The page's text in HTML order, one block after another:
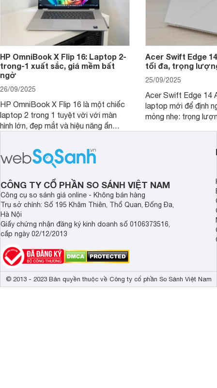
HP OmniBook X Flip 16: Laptop 2-
trong-1 xuất sắc, giá mềm bất
ngờ
26/09/2025
HP OmniBook X Flip 16 là một chiếc
laptop 2 trong 1 tuyệt vời với màn
hình lớn, đẹp mắt và hiệu năng ấn
mức giá vô cùng hấp dẫn, biến nó trở
thành một lựa chọn “đáng đồng tiền
bát gạo” trên thị trường.
Acer Swift Edge
tối đa, trọng
25/09/2025
Acer Swift Edge 14
laptop mới để định
mỏng nhẹ: trọng
năng AI hàng đầu,
CÔNG TY CỔ PHẦN SO SÁNH VIỆT NAM
Công cụ so sánh giá online - Không bán hàng
Trụ sở chính: Số 195 Khâm Thiên, Thổ Quan, Đống Đa,
Hà Nội
Giấy chứng nhận đăng ký kinh doanh số 0106373516,
cấp ngày 02/12/2013
© 2013 - 2023 Bản quyền thuộc về Công ty cổ phần So Sánh Việt Nam